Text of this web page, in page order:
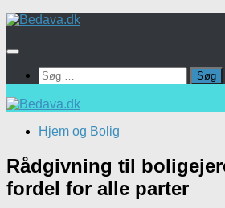
Skip
content
Søg
efter:
Hjem og Bolig
Rådgivning til
fordel for alle parter